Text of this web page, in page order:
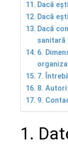
Dacă
Dacă
Dacă
sanitară
6.
7.
8.
9.
1.